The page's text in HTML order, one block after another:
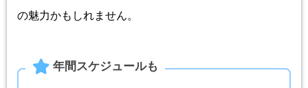
の魅力かもしれません。
年間スケジュールも